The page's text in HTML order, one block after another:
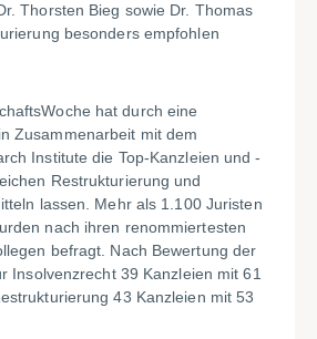
Thorsten Bieg sowie Dr. Thomas
besonders empfohlen
hat durch eine
Zusammenarbeit mit dem
Institute die Top-Kanzleien und -
Restrukturierung und
lassen. Mehr als 1.100 Juristen
nach ihren renommiertesten
befragt. Nach Bewertung der
Insolvenzrecht 39 Kanzleien mit 61
43 Kanzleien mit 53